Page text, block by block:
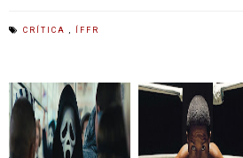
CRÍTICA , ÍFFR